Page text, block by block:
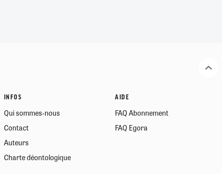
INFOS
Qui sommes-nous
Contact
Auteurs
Charte déontologique
AIDE
FAQ Abonnement
FAQ Egora